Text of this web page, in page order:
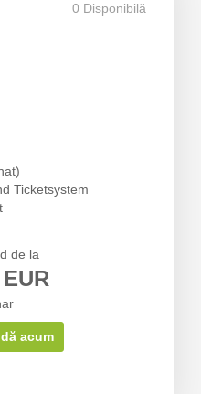
0 Disponibilă
Ticketsystem
de la
acum